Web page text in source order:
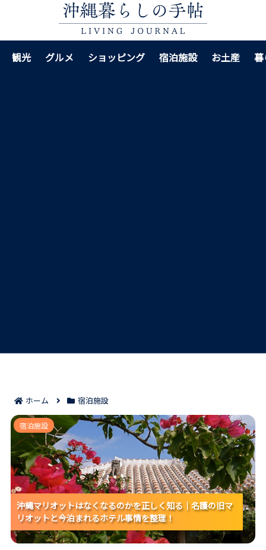
観光 グルメ ショッピング 宿泊施設 お土産
ホーム 宿泊施設
沖縄マリオットはなくなるのかを正しく知る｜名護の
旧マリオットと今泊まれるホテル事情を整理！
沖縄マリオットはなくなるのかを正しく知る｜名護の旧マ
リオットと今泊まれるホテル事情を整理！
沖縄マリオットはなくなるのかを正しく知る｜名護の旧マ
リオットと今泊まれるホテル事情を整理！
沖縄マリオットはなくなるのかを正しく知る｜名護の旧マ
リオットと今泊まれるホテル事情を整理！
宿泊施設